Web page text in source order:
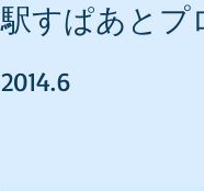
駅すぱあとプ
2014.6